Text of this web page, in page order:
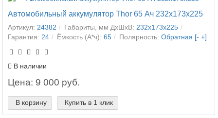
Автомобильный аккумулятор Thor 65 Ач 232x173x225
Артикул: 24382 Габариты, мм ДхШхВ: 232x173x225
Гарантия: 24 Ёмкость (А*ч): 65 Полярность: Обратная [- +]
В наличии
Цена: 9 000 руб.
В корзину Купить в 1 клик